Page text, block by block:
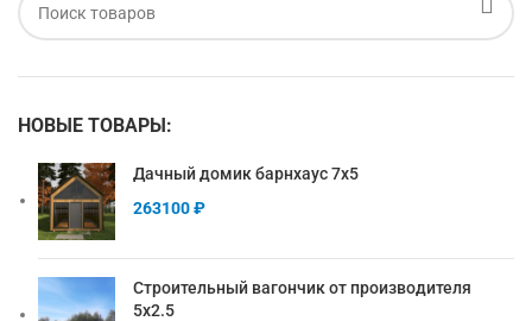
НОВЫЕ ТОВАРЫ:
Дачный домик барнхаус 7х5
263100₽
Строительный вагончик от производителя
5х2.5